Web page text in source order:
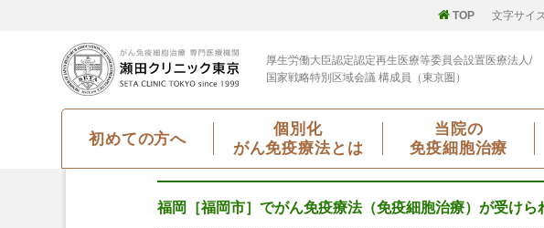
TOP 文字サイ
厚生労働大臣認定認定再生医療等委員会設置医療法人/
国家戦略特別区域会議 構成員（東京圏）
初めての方へ
個別化
がん免疫療法とは
当院の
免疫細胞治療
福岡［福岡市］でがん免疫療法（免疫細胞治療）が受けら